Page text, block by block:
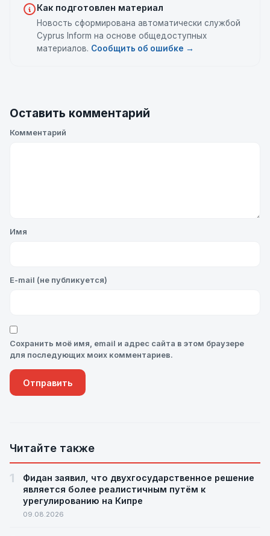
Как подготовлен материал
Новость сформирована автоматически службой
Cyprus Inform на основе общедоступных
материалов. Сообщить об ошибке →
Оставить комментарий
Комментарий
Имя
E-mail (не публикуется)
Сохранить моё имя, email и адрес сайта в этом браузере
для последующих моих комментариев.
Читайте также
1
Фидан заявил, что двухгосударственное решение
является более реалистичным путём к
урегулированию на Кипре
09.08.2026